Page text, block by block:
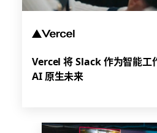
Vercel 将 Slack 作为智能工
AI 原生未来